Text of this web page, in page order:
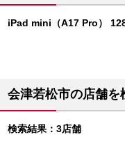
iPad mini（A17 Pro）
会津若松市の店舗
検索結果：3店舗